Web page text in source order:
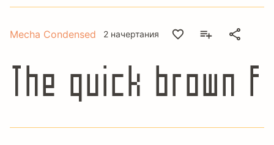
Mecha Condensed 2 начертания
The quick brown